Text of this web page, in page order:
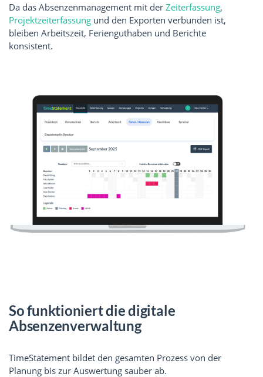
Da das Absenzenmanagement mit der Zeiterfassung,
Projektzeiterfassung und den Exporten verbunden ist,
bleiben Arbeitszeit, Ferienguthaben und Berichte
konsistent.
So funktioniert die digitale
Absenzenverwaltung
TimeStatement bildet den gesamten Prozess von der
Planung bis zur Auswertung sauber ab.